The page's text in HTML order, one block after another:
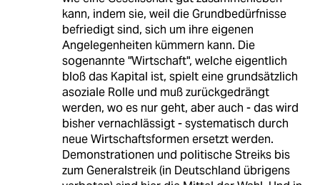
kann, indem sie, weil die Grundbedürfnisse
befriedigt sind, sich um ihre eigenen
Angelegenheiten kümmern kann. Die
sogenannte "Wirtschaft", welche eigentlich
bloß das Kapital ist, spielt eine grundsätzlich
asoziale Rolle und muß zurückgedrängt
werden, wo es nur geht, aber auch - das wird
bisher vernachlässigt - systematisch durch
neue Wirtschaftsformen ersetzt werden.
Demonstrationen und politische Streiks bis
zum Generalstreik (in Deutschland übrigens